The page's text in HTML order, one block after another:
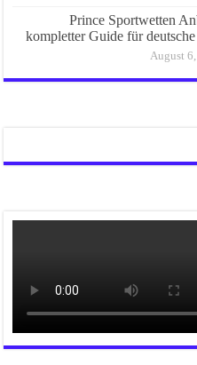
Prince Sportwetten
kompletter Guide für
August